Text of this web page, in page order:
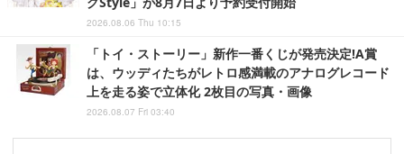
2026.08.06 Thu 10:15
「トイ・ストーリー」新作一番くじが発売決定!A賞
は、ウッディたちがレトロ感満載のアナログレコード
上を走る姿で立体化 2枚目の写真・画像
2026.08.07 Fri 03:40